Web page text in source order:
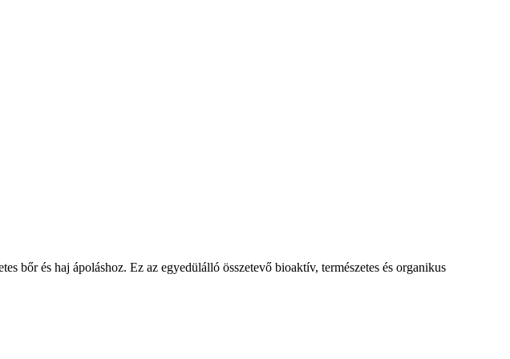
bőr és haj ápoláshoz. Ez az egyedülálló összetevő bioaktív, természetes és organikus